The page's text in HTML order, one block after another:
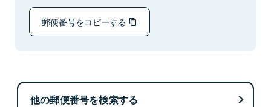
郵便番号をコピーする
他の郵便番号を検索する